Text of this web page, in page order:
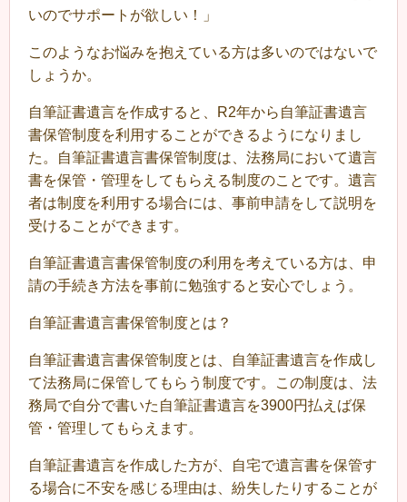
いのでサポートが欲しい！」
このようなお悩みを抱えている方は多いのではないで
しょうか。
自筆証書遺言を作成すると、R2年から自筆証書遺言
書保管制度を利用することができるようになりまし
た。自筆証書遺言書保管制度は、法務局において遺言
書を保管・管理をしてもらえる制度のことです。遺言
者は制度を利用する場合には、事前申請をして説明を
受けることができます。
自筆証書遺言書保管制度の利用を考えている方は、申
請の手続き方法を事前に勉強すると安心でしょう。
自筆証書遺言書保管制度とは？
自筆証書遺言書保管制度とは、自筆証書遺言を作成し
て法務局に保管してもらう制度です。この制度は、法
務局で自分で書いた自筆証書遺言を3900円払えば保
管・管理してもらえます。
自筆証書遺言を作成した方が、自宅で遺言書を保管す
る場合に不安を感じる理由は、紛失したりすることが